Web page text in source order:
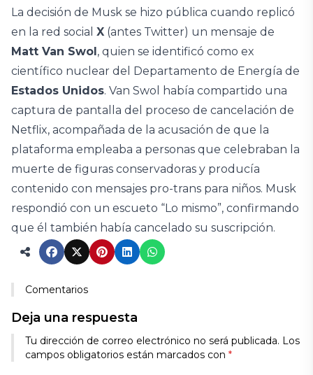
La decisión de Musk se hizo pública cuando replicó
en la red social X (antes Twitter) un mensaje de
Matt Van Swol, quien se identificó como ex
científico nuclear del Departamento de Energía de
Estados Unidos. Van Swol había compartido una
captura de pantalla del proceso de cancelación de
Netflix, acompañada de la acusación de que la
plataforma empleaba a personas que celebraban la
muerte de figuras conservadoras y producía
contenido con mensajes pro-trans para niños. Musk
respondió con un escueto “Lo mismo”, confirmando
que él también había cancelado su suscripción.
Comentarios
Deja una respuesta
Tu dirección de correo electrónico no será publicada. Los
campos obligatorios están marcados con *